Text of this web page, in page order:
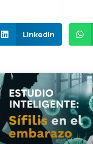
LinkedIn